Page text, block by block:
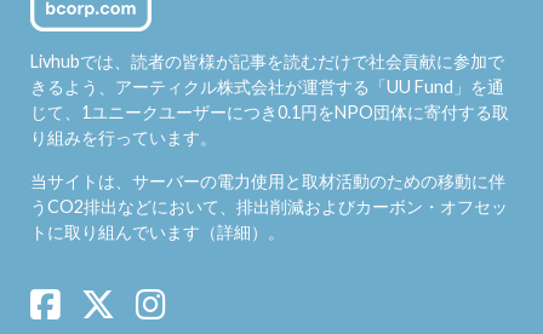
Livhubでは、読者の皆様が記事を読むだけで社会貢献に参加で
きるよう、アーティクル株式会社が運営する「UU Fund 」を通
じて、1ユニークユーザーにつき0.1円をNPO団体に寄付する取
り組みを行っています。
当サイトは、サーバーの電力使用と取材活動のための移動に伴
うCO2排出などにおいて、排出削減およびカーボン・オフセッ
トに取り組んでいます（詳細）。